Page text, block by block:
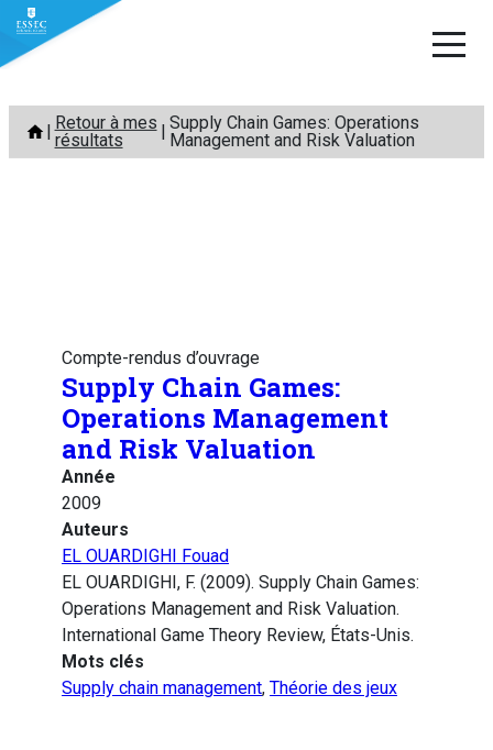
Aller
contenu
Retour à mes
résultats
Supply Chain Games: Operations
Management and Risk Valuation
Compte-rendus d’ouvrage
Supply Chain Games:
Operations Management
and Risk Valuation
Année
2009
Auteurs
EL OUARDIGHI Fouad
EL OUARDIGHI, F. (2009). Supply Chain Games:
Operations Management and Risk Valuation.
International Game Theory Review, États-Unis.
Mots clés
Supply chain management, Théorie des jeux